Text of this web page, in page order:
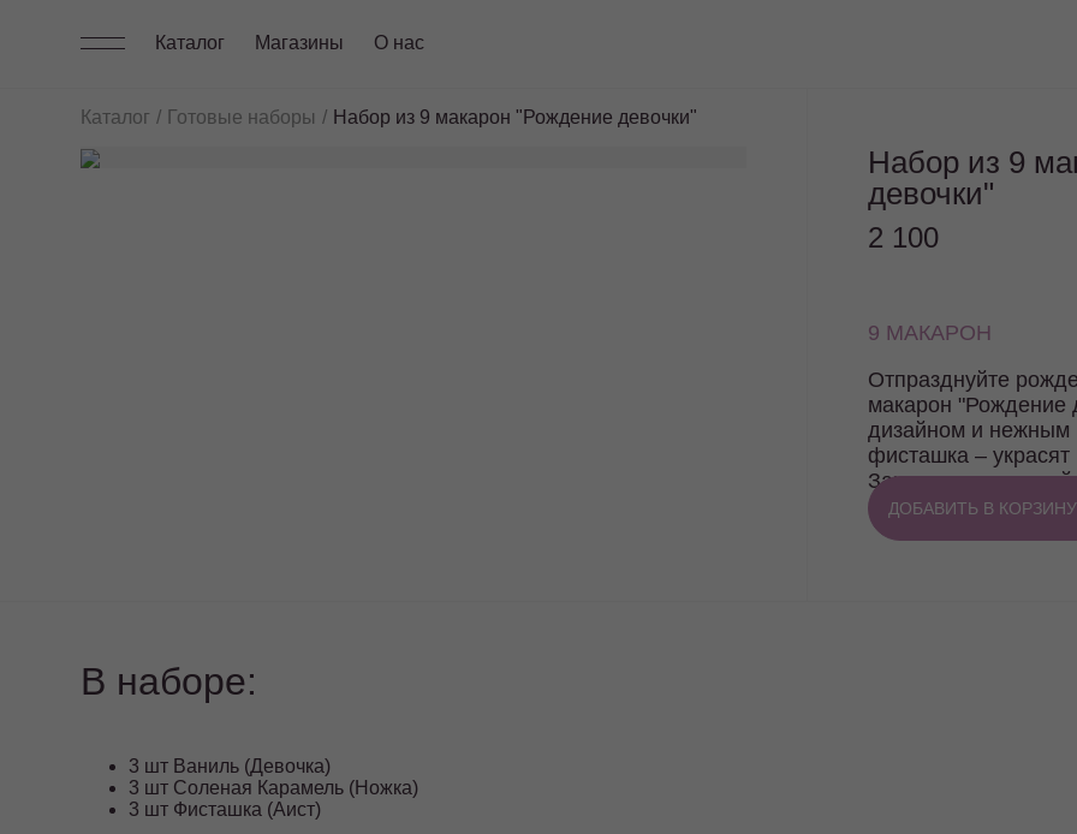
Каталог Магазины О нас
Каталог Готовые наборы Набор из 9 макарон "Рождение девочки"
Набор из 9
девочки"
2 100
9 МАКАРОН
Отпразднуйте
макарон "Рождение
дизайном и нежным
фисташка –
Закажите прямо
близкими.
В наборе:
3 шт Ваниль (Девочка)
3 шт Соленая Карамель (Ножка)
3 шт Фисташка (Аист)